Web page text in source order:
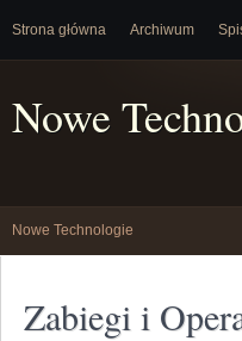
Strona główna Archiwum
Nowe
Nowe Technologie
Zabiegi i